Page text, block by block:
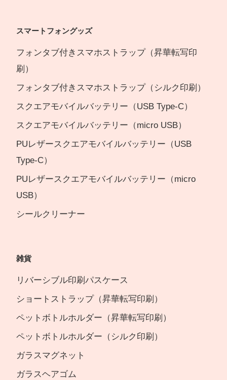
スマートフォングッズ
フォンタブ付きスマホストラップ（昇華転写印
刷）
フォンタブ付きスマホストラップ（シルク印刷）
スクエアモバイルバッテリー（USB Type-C）
スクエアモバイルバッテリー（micro USB）
PUレザースクエアモバイルバッテリー（USB
Type-C）
PUレザースクエアモバイルバッテリー（micro
USB）
シールクリーナー
雑貨
リバーシブル印刷パスケース
ショートストラップ（昇華転写印刷）
ペットボトルホルダー（昇華転写印刷）
ペットボトルホルダー（シルク印刷）
ガラスマグネット
ガラスヘアゴム